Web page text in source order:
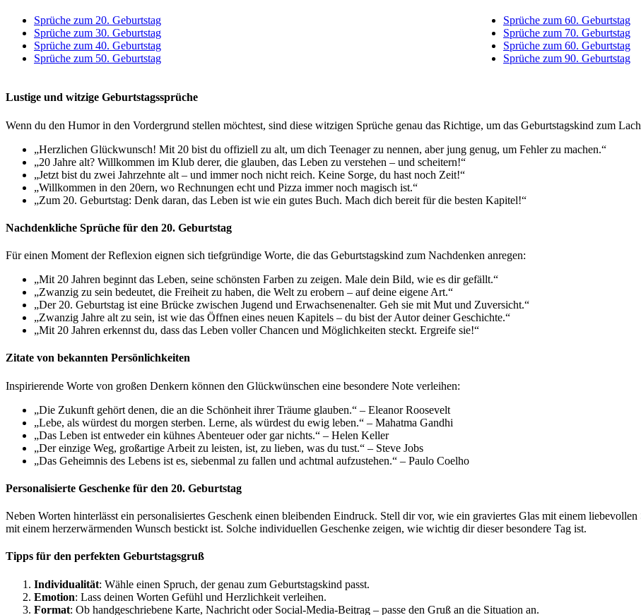
Sprüche zum 20. Geburtstag
Sprüche zum 30. Geburtstag
Sprüche zum 40. Geburtstag
Sprüche zum 50. Geburtstag
Sprüche zum 60. Geburtstag
Sprüche zum 70. Geburtstag
Sprüche zum 60. Geburtstag
Sprüche zum 90. Geburtstag
Lustige und witzige Geburtstagssprüche
Wenn du den Humor in den Vordergrund stellen möchtest, sind diese witzigen Sprüche genau das Richtige, um das Geburtstagskind zum
„Herzlichen Glückwunsch! Mit 20 bist du offiziell zu alt, um dich Teenager zu nennen, aber jung genug, um Fehler zu machen.“
„20 Jahre alt? Willkommen im Klub derer, die glauben, das Leben zu verstehen – und scheitern!“
„Jetzt bist du zwei Jahrzehnte alt – und immer noch nicht reich. Keine Sorge, du hast noch Zeit!“
„Willkommen in den 20ern, wo Rechnungen echt und Pizza immer noch magisch ist.“
„Zum 20. Geburtstag: Denk daran, das Leben ist wie ein gutes Buch. Mach dich bereit für die besten Kapitel!“
Nachdenkliche Sprüche für den 20. Geburtstag
Für einen Moment der Reflexion eignen sich tiefgründige Worte, die das Geburtstagskind zum Nachdenken anregen:
„Mit 20 Jahren beginnt das Leben, seine schönsten Farben zu zeigen. Male dein Bild, wie es dir gefällt.“
„Zwanzig zu sein bedeutet, die Freiheit zu haben, die Welt zu erobern – auf deine eigene Art.“
„Der 20. Geburtstag ist eine Brücke zwischen Jugend und Erwachsenenalter. Geh sie mit Mut und Zuversicht.“
„Zwanzig Jahre alt zu sein, ist wie das Öffnen eines neuen Kapitels – du bist der Autor deiner Geschichte.“
„Mit 20 Jahren erkennst du, dass das Leben voller Chancen und Möglichkeiten steckt. Ergreife sie!“
Zitate von bekannten Persönlichkeiten
Inspirierende Worte von großen Denkern können den Glückwünschen eine besondere Note verleihen:
„Die Zukunft gehört denen, die an die Schönheit ihrer Träume glauben.“ – Eleanor Roosevelt
„Lebe, als würdest du morgen sterben. Lerne, als würdest du ewig leben.“ – Mahatma Gandhi
„Das Leben ist entweder ein kühnes Abenteuer oder gar nichts.“ – Helen Keller
„Der einzige Weg, großartige Arbeit zu leisten, ist, zu lieben, was du tust.“ – Steve Jobs
„Das Geheimnis des Lebens ist es, siebenmal zu fallen und achtmal aufzustehen.“ – Paulo Coelho
Personalisierte Geschenke für den 20. Geburtstag
Neben Worten hinterlässt ein personalisiertes Geschenk einen bleibenden Eindruck. Stell dir vor, wie ein graviertes Glas mit einem
mit einem herzerwärmenden Wunsch bestickt ist. Solche individuellen Geschenke zeigen, wie wichtig dir dieser besondere Tag ist.
Tipps für den perfekten Geburtstagsgruß
Individualität: Wähle einen Spruch, der genau zum Geburtstagskind passt.
Emotion: Lass deinen Worten Gefühl und Herzlichkeit verleihen.
Format: Ob handgeschriebene Karte, Nachricht oder Social-Media-Beitrag – passe den Gruß an die Situation an.